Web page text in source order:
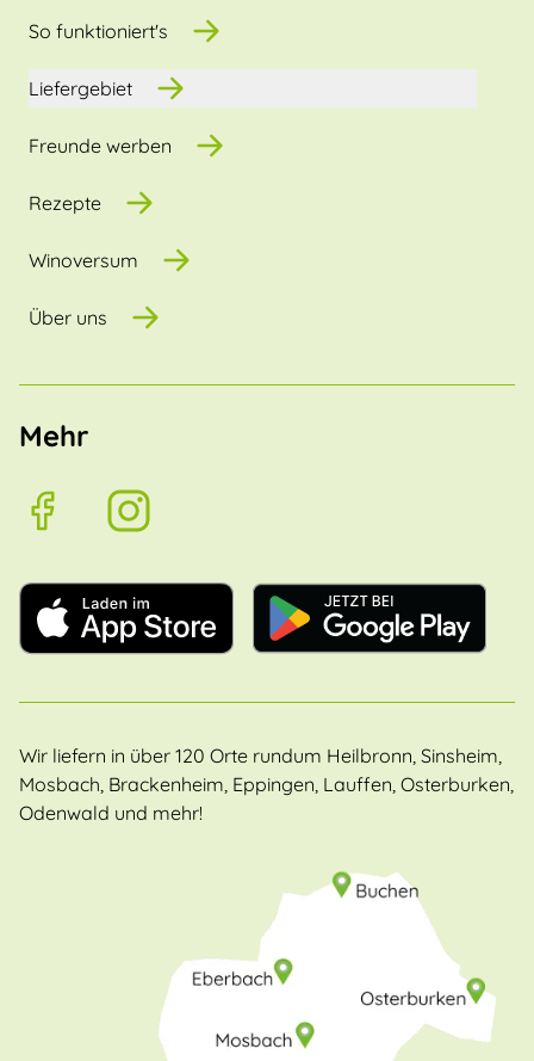
So funktioniert's
Liefergebiet
Freunde werben
Rezepte
Winoversum
Über uns
Mehr
Wir liefern in über 120 Orte rundum Heilbronn, Sinsheim,
Mosbach, Brackenheim, Eppingen, Lauffen, Osterburken,
Odenwald und mehr!